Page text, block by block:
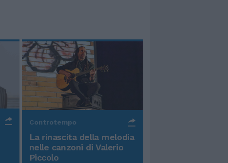
Controtempo
La rinascita della melodia
nelle canzoni di Valerio
Piccolo